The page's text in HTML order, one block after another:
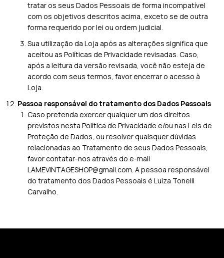
tratar os seus Dados Pessoais de forma incompatível
com os objetivos descritos acima, exceto se de outra
forma requerido por lei ou ordem judicial.
Sua utilização da Loja após as alterações significa que
aceitou as Políticas de Privacidade revisadas. Caso,
após a leitura da versão revisada, você não esteja de
acordo com seus termos, favor encerrar o acesso à
Loja.
Pessoa responsável do tratamento dos Dados Pessoais
Caso pretenda exercer qualquer um dos direitos
previstos nesta Política de Privacidade e/ou nas Leis de
Proteção de Dados, ou resolver quaisquer dúvidas
relacionadas ao Tratamento de seus Dados Pessoais,
favor contatar-nos através do e-mail
LAMEVINTAGESHOP@gmail.com. A pessoa responsável
do tratamento dos Dados Pessoais é Luiza Tonelli
Carvalho.